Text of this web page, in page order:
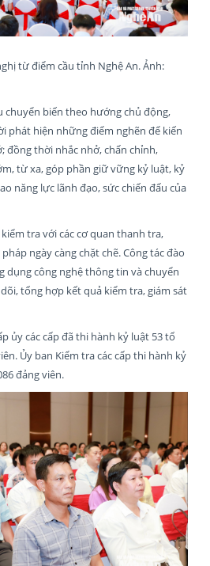
từ điểm cầu tỉnh Nghệ An. Ảnh:
chuyển biến theo hướng chủ động,
phát hiện những điểm nghẽn để kiến
đồng thời nhắc nhở, chấn chỉnh,
từ xa, góp phần giữ vững kỷ luật, kỷ
năng lực lãnh đạo, sức chiến đấu của
tra với các cơ quan thanh tra,
ngày càng chặt chẽ. Công tác đào
dụng công nghệ thông tin và chuyển
tổng hợp kết quả kiểm tra, giám sát
ủy các cấp đã thi hành kỷ luật 53 tổ
Ủy ban Kiểm tra các cấp thi hành kỷ
đảng viên.